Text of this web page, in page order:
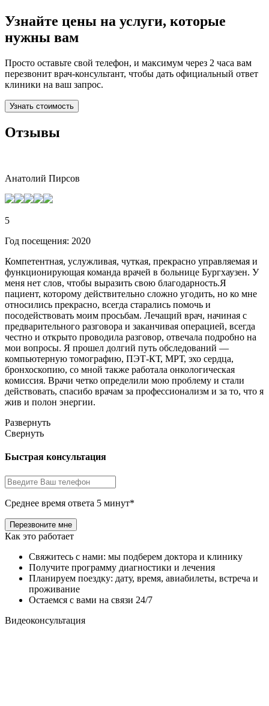
Узнайте цены на услуги, которые
нужны вам
Просто оставьте свой телефон, и максимум через 2 часа вам
перезвонит врач-консультант, чтобы дать официальный ответ
клиники на ваш запрос.
Узнать стоимость
Отзывы
Анатолий Пирсов
5
Год посещения: 2020
Компетентная, услужливая, чуткая, прекрасно управляемая и
функционирующая команда врачей в больнице Бургхаузен. У
меня нет слов, чтобы выразить свою благодарность.Я
пациент, которому действительно сложно угодить, но ко мне
относились прекрасно, всегда старались помочь и
посодействовать моим просьбам. Лечащий врач, начиная с
предварительного разговора и заканчивая операцией, всегда
честно и открыто проводила разговор, отвечала подробно на
мои вопросы. Я прошел долгий путь обследований —
компьютерную томографию, ПЭТ-КТ, МРТ, эхо сердца,
бронхоскопию, со мной также работала онкологическая
комиссия. Врачи четко определили мою проблему и стали
действовать, спасибо врачам за профессионализм и за то, что я
жив и полон энергии.
Развернуть
Свернуть
Быстрая консультация
Среднее время ответа 5 минут*
Как это работает
Свяжитесь с нами: мы подберем доктора и клинику
Получите программу диагностики и лечения
Планируем поездку: дату, время, авиабилеты, встреча и
проживание
Остаемся с вами на связи 24/7
Видеоконсультация